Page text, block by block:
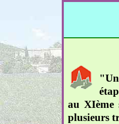
au XIème
plusieurs